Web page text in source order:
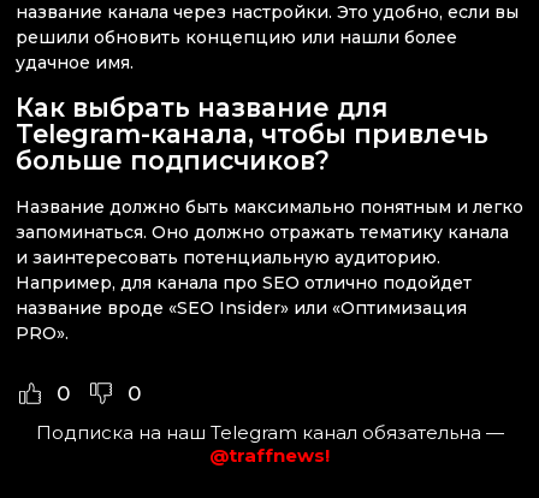
название канала через настройки. Это удобно, если вы
решили обновить концепцию или нашли более
удачное имя.
Как выбрать название для
Telegram-канала, чтобы привлечь
больше подписчиков?
Название должно быть максимально понятным и легко
запоминаться. Оно должно отражать тематику канала
и заинтересовать потенциальную аудиторию.
Например, для канала про SEO отлично подойдет
название вроде «SEO Insider» или «Оптимизация
PRO».
0 0
Подписка на наш Telegram канал обязательна —
@traffnews!